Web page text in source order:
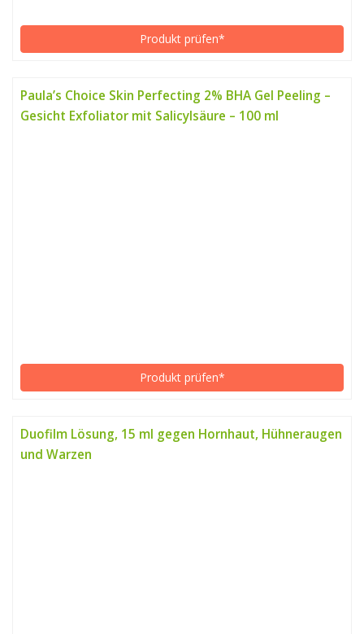
Produkt prüfen*
Paula’s Choice Skin Perfecting 2% BHA Gel Peeling –
Gesicht Exfoliator mit Salicylsäure – 100 ml
Produkt prüfen*
Duofilm Lösung, 15 ml gegen Hornhaut, Hühneraugen
und Warzen